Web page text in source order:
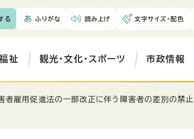
る ふりがな 読み上げ 文字サイズ・配色
祉 観光・文化・スポーツ 市政情報
者雇用促進法の一部改正に伴う障害者の差別の禁